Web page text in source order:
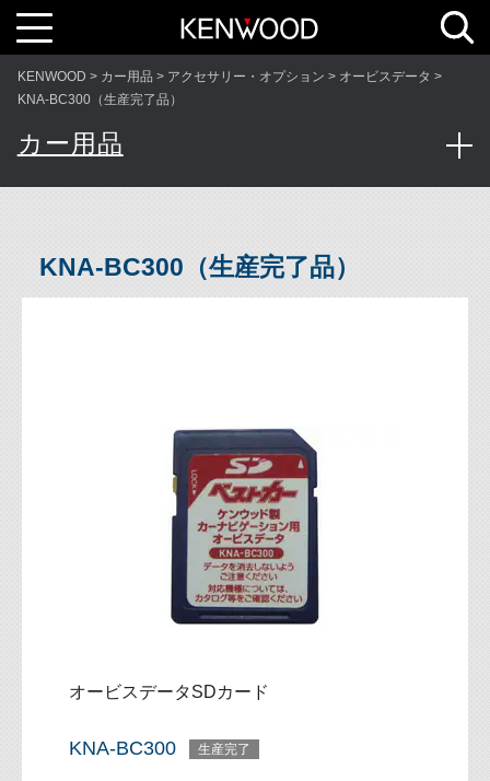
T
o
g
g
l
e
n
i
g
i
KENWOOD カー用品 アクセサリー・オプション
オービスデータ
KNA-BC300（生産完了品）
カー用品
KNA-BC300（生産完了品）
オービスデータSDカード
KNA-BC300 生産完了